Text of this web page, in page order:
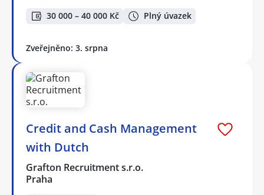
30 000 – 40 000 Kč Plný úvazek
Zveřejněno: 3. srpna
Credit and Cash Management
with Dutch
Grafton Recruitment s.r.o.
Praha